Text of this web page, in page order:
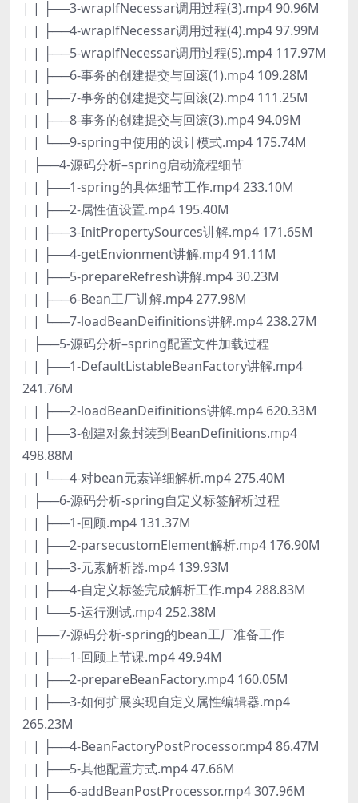
| | ├──3-wraplfNecessar调用过程(3).mp4 90.96M
| | ├──4-wraplfNecessar调用过程(4).mp4 97.99M
| | ├──5-wraplfNecessar调用过程(5).mp4 117.97M
| | ├──6-事务的创建提交与回滚(1).mp4 109.28M
| | ├──7-事务的创建提交与回滚(2).mp4 111.25M
| | ├──8-事务的创建提交与回滚(3).mp4 94.09M
| | └──9-spring中使用的设计模式.mp4 175.74M
| ├──4-源码分析–spring启动流程细节
| | ├──1-spring的具体细节工作.mp4 233.10M
| | ├──2-属性值设置.mp4 195.40M
| | ├──3-InitPropertySources讲解.mp4 171.65M
| | ├──4-getEnvionment讲解.mp4 91.11M
| | ├──5-prepareRefresh讲解.mp4 30.23M
| | ├──6-Bean工厂讲解.mp4 277.98M
| | └──7-loadBeanDeifinitions讲解.mp4 238.27M
| ├──5-源码分析–spring配置文件加载过程
| | ├──1-DefaultListableBeanFactory讲解.mp4
241.76M
| | ├──2-loadBeanDeifinitions讲解.mp4 620.33M
| | ├──3-创建对象封装到BeanDefinitions.mp4
498.88M
| | └──4-对bean元素详细解析.mp4 275.40M
| ├──6-源码分析-spring自定义标签解析过程
| | ├──1-回顾.mp4 131.37M
| | ├──2-parsecustomElement解析.mp4 176.90M
| | ├──3-元素解析器.mp4 139.93M
| | ├──4-自定义标签完成解析工作.mp4 288.83M
| | └──5-运行测试.mp4 252.38M
| ├──7-源码分析-spring的bean工厂准备工作
| | ├──1-回顾上节课.mp4 49.94M
| | ├──2-prepareBeanFactory.mp4 160.05M
| | ├──3-如何扩展实现自定义属性编辑器.mp4
265.23M
| | ├──4-BeanFactoryPostProcessor.mp4 86.47M
| | ├──5-其他配置方式.mp4 47.66M
| | ├──6-addBeanPostProcessor.mp4 307.96M